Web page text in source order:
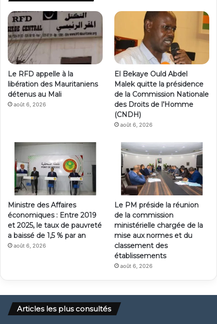
Le RFD appelle à la
libération des Mauritaniens
détenus au Mali
août 6, 2026
El Bekaye Ould Abdel
Malek quitte la présidence
de la Commission Nationale
des Droits de l’Homme
(CNDH)
août 6, 2026
Ministre des Affaires
économiques : Entre 2019
et 2025, le taux de pauvreté
a baissé de 1,5 % par an
août 6, 2026
Le PM préside la réunion
de la commission
ministérielle chargée de la
mise aux normes et du
classement des
établissements
août 6, 2026
Articles les plus consultés